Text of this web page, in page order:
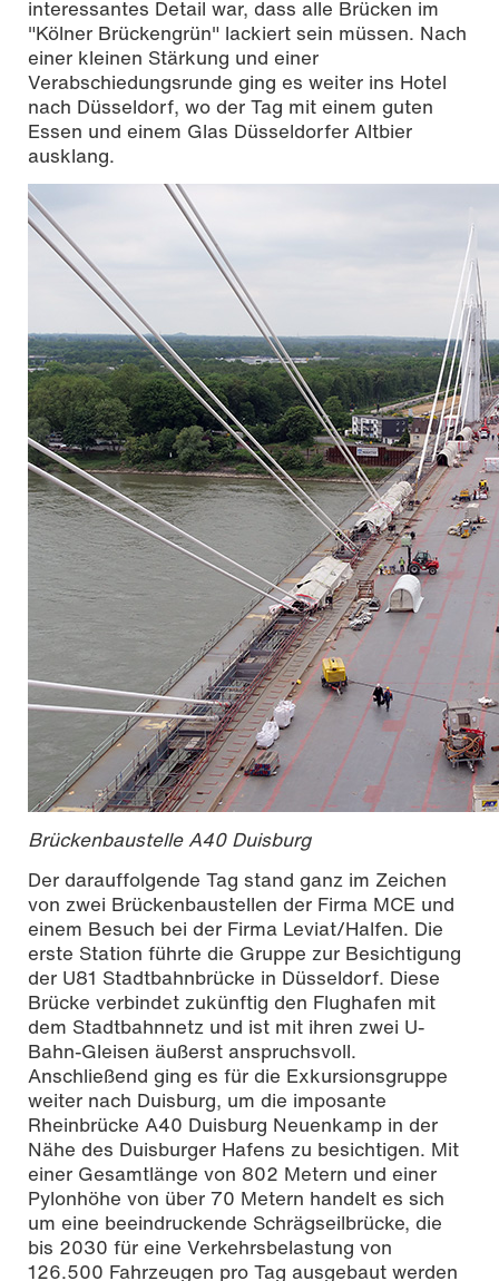
interessantes Detail war, dass alle Brücken im
"Kölner Brückengrün" lackiert sein müssen. Nach
einer kleinen Stärkung und einer
Verabschiedungsrunde ging es weiter ins Hotel
nach Düsseldorf, wo der Tag mit einem guten
Essen und einem Glas Düsseldorfer Altbier
ausklang.
Brückenbaustelle A40 Duisburg
Der darauffolgende Tag stand ganz im Zeichen
von zwei Brückenbaustellen der Firma MCE und
einem Besuch bei der Firma Leviat/Halfen. Die
erste Station führte die Gruppe zur Besichtigung
der U81 Stadtbahnbrücke in Düsseldorf. Diese
Brücke verbindet zukünftig den Flughafen mit
dem Stadtbahnnetz und ist mit ihren zwei U-
Bahn-Gleisen äußerst anspruchsvoll.
Anschließend ging es für die Exkursionsgruppe
weiter nach Duisburg, um die imposante
Rheinbrücke A40 Duisburg Neuenkamp in der
Nähe des Duisburger Hafens zu besichtigen. Mit
einer Gesamtlänge von 802 Metern und einer
Pylonhöhe von über 70 Metern handelt es sich
um eine beeindruckende Schrägseilbrücke, die
bis 2030 für eine Verkehrsbelastung von
126.500 Fahrzeugen pro Tag ausgebaut werden